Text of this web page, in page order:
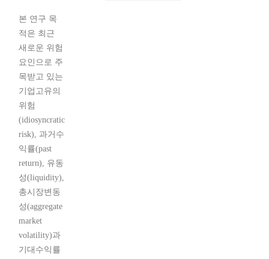
본 연구 목
적은 최근
새로운 위험
요인으로 주
목받고 있는
기업고유의
위험
(idiosyncratic
risk), 과거수
익률(past
return), 유동
성(liquidity),
총시장변동
성(aggregate
market
volatility)과
기대수익률